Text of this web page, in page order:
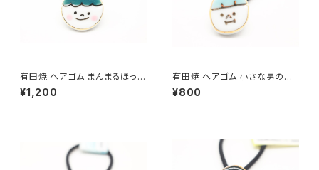
有田焼 ヘアゴム まんまるほっ
ぺ 緑
¥1,200
有田焼 ヘアゴム 小さな男の
子 水色
¥800